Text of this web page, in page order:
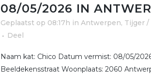
08/05/2026 IN
Geplaatst op 08:17h in Antwerpen, Tijger
Deel
Naam kat: Chico Datum vermist: 08/05/
Beeldekensstraat Woonplaats: 2060